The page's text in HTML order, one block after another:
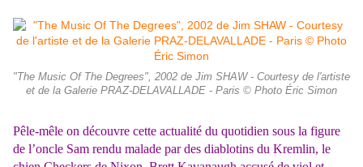
"The Music Of The Degrees", 2002 de Jim SHAW - Courtesy de l'artiste
et de la Galerie PRAZ-DELAVALLADE - Paris © Photo Éric Simon
Pêle-mêle on découvre cette actualité du quotidien sous la figure
de l’oncle Sam rendu malade par des diablotins du Kremlin, le